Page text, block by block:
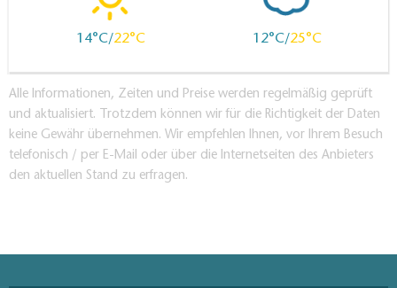
14 22 12 25
Alle Informationen, Zeiten und Preise werden regelmäßig geprüft
und aktualisiert. Trotzdem können wir für die Richtigkeit der Daten
keine Gewähr übernehmen. Wir empfehlen Ihnen, vor Ihrem Besuch
telefonisch / per E-Mail oder über die Internetseiten des Anbieters
den aktuellen Stand zu erfragen.